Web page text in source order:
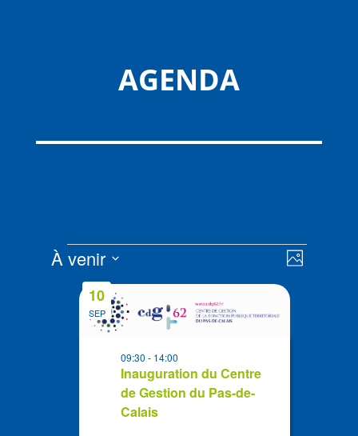
AGENDA
Évènements de
Photo
À venir
Sélectionnez
List
events
SEP
10
Inauguration du Centre
de Gestion du Pas-de-
Calais
09:30- 14:00